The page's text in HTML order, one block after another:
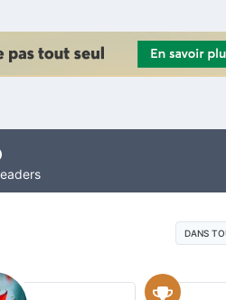
DANS